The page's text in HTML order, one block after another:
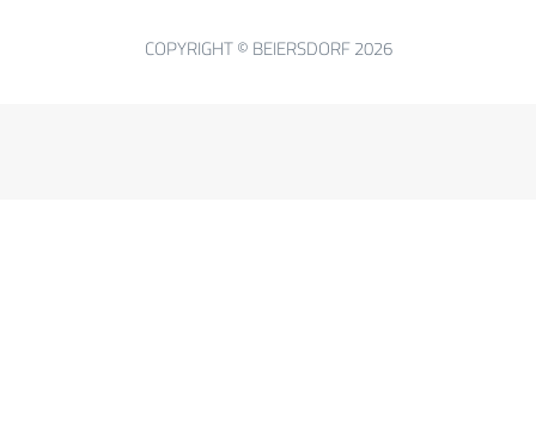
COPYRIGHT © BEIERSDORF 2026